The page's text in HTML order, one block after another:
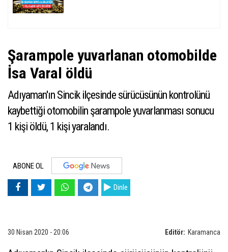
Şarampole yuvarlanan otomobilde
İsa Varal öldü
Adıyaman'ın Sincik ilçesinde sürücüsünün kontrolünü
kaybettiği otomobilin şarampole yuvarlanması sonucu
1 kişi öldü, 1 kişi yaralandı.
ABONE OL
Dinle
Editör: Karamanca
30 Nisan 2020 - 20:06